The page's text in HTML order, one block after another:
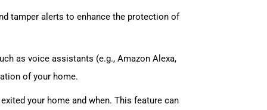
tamper alerts to enhance the protection of
as voice assistants (e.g., Amazon Alexa,
of your home.
your home and when. This feature can